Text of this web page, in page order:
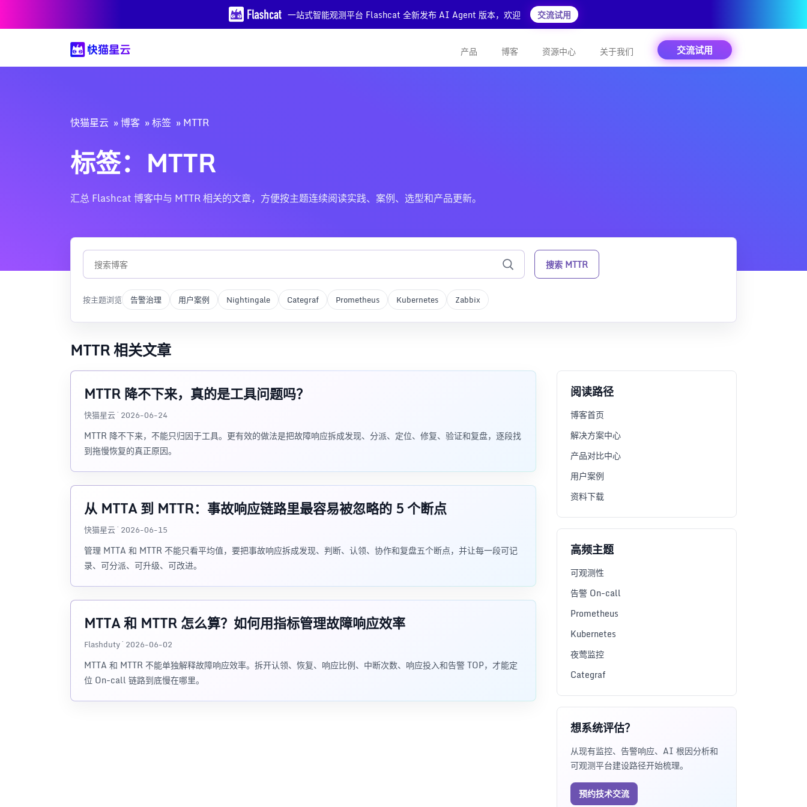
一站式智能观测平台 Flashcat 全新发布 AI Agent 版本，欢迎 交流试用
产品 博客 资源中心 关于我们 交流试用
快猫星云 博客 标签 MTTR
标签：MTTR
汇总 Flashcat 博客中与 MTTR 相关的文章，方便按主题连续阅读实践、案例、选型和产品更新。
搜索 MTTR
按主题浏览 告警治理 用户案例 Nightingale Categraf Prometheus Kubernetes Zabbix
MTTR 相关文章
MTTR 降不下来，真的是工具问题吗？
快猫星云 · 2026-06-24
MTTR 降不下来，不能只归因于工具。更有效的做法是把故障响应拆成发现、分派、定位、修复、验证和复盘，逐段找
到拖慢恢复的真正原因。
从 MTTA 到 MTTR：事故响应链路里最容易被忽略的 5 个断点
快猫星云 · 2026-06-15
管理 MTTA 和 MTTR 不能只看平均值，要把事故响应拆成发现、判断、认领、协作和复盘五个断点，并让每一段可记
录、可分派、可升级、可改进。
MTTA 和 MTTR 怎么算？如何用指标管理故障响应效率
Flashduty · 2026-06-02
MTTA 和 MTTR 不能单独解释故障响应效率。拆开认领、恢复、响应比例、中断次数、响应投入和告警 TOP，才能定
位 On-call 链路到底慢在哪里。
阅读路径
博客首页
解决方案中心
产品对比中心
用户案例
资料下载
高频主题
可观测性
告警 On-call
Prometheus
Kubernetes
夜莺监控
Categraf
想系统评估？
从现有监控、告警响应、AI 根因分析和
可观测平台建设路径开始梳理。
预约技术交流